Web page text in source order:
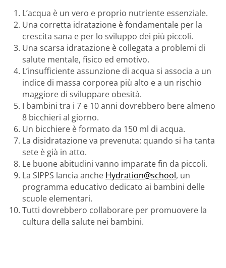
L’acqua è un vero e proprio nutriente essenziale.
Una corretta idratazione è fondamentale per la
crescita sana e per lo sviluppo dei più piccoli.
Una scarsa idratazione è collegata a problemi di
salute mentale, fisico ed emotivo.
L’insufficiente assunzione di acqua si associa a un
indice di massa corporea più alto e a un rischio
maggiore di sviluppare obesità.
I bambini tra i 7 e 10 anni dovrebbero bere almeno
8 bicchieri al giorno.
Un bicchiere è formato da 150 ml di acqua.
La disidratazione va prevenuta: quando si ha tanta
sete è già in atto.
Le buone abitudini vanno imparate fin da piccoli.
La SIPPS lancia anche Hydration@school, un
programma educativo dedicato ai bambini delle
scuole elementari.
Tutti dovrebbero collaborare per promuovere la
cultura della salute nei bambini.